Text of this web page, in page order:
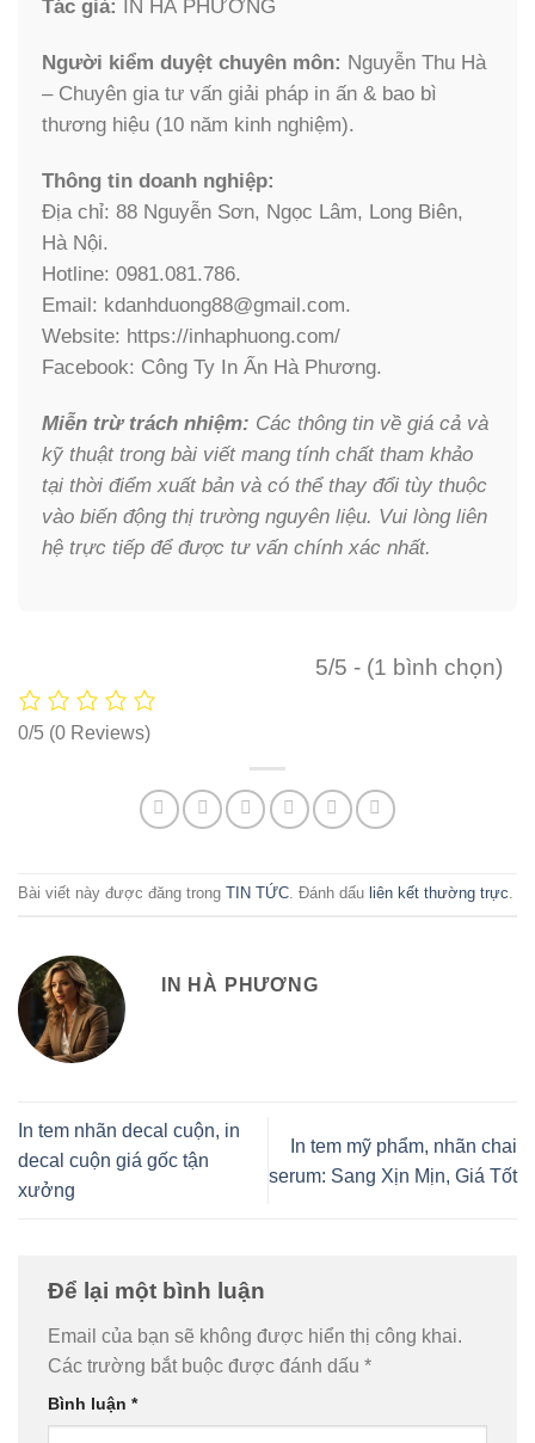
Tác giả: IN HÀ PHƯƠNG
Người kiểm duyệt chuyên môn: Nguyễn Thu Hà
– Chuyên gia tư vấn giải pháp in ấn & bao bì
thương hiệu (10 năm kinh nghiệm).
Thông tin doanh nghiệp:
Địa chỉ: 88 Nguyễn Sơn, Ngọc Lâm, Long Biên,
Hà Nội.
Hotline: 0981.081.786.
Email: kdanhduong88@gmail.com.
Website: https://inhaphuong.com/
Facebook: Công Ty In Ấn Hà Phương.
Miễn trừ trách nhiệm: Các thông tin về giá cả và
kỹ thuật trong bài viết mang tính chất tham khảo
tại thời điểm xuất bản và có thể thay đổi tùy thuộc
vào biến động thị trường nguyên liệu. Vui lòng liên
hệ trực tiếp để được tư vấn chính xác nhất.
5/5 - (1 bình chọn)
0/5 (0 Reviews)
Bài viết này được đăng trong TIN TỨC. Đánh dấu liên kết thường trực.
IN HÀ PHƯƠNG
In tem nhãn decal cuộn, in
decal cuộn giá gốc tận
xưởng
In tem mỹ phẩm, nhãn chai
serum: Sang Xịn Mịn, Giá Tốt
Để lại một bình luận
Email của bạn sẽ không được hiển thị công khai.
Các trường bắt buộc được đánh dấu *
Bình luận *